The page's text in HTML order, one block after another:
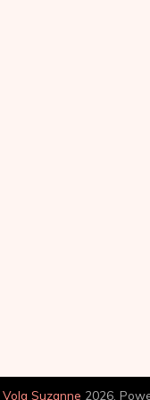
Volg Suzanne 2026.